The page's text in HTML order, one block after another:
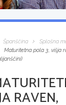
Španščina
Splošna
Maturitetna pola 3, višja
RAVEN,